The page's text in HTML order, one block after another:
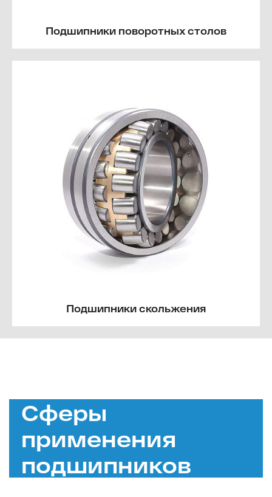
Подшипники поворотных столов
Подшипники скольжения
Сферы
применения
подшипников